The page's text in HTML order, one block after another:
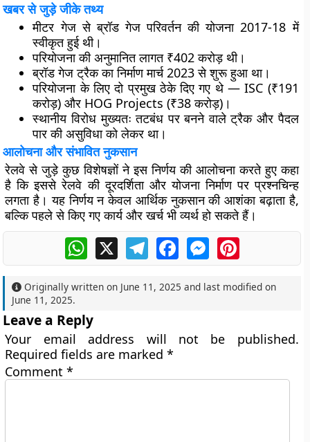
खबर से जुड़े जीके तथ्य
मीटर गेज से ब्रॉड गेज परिवर्तन की योजना 2017-18 में
स्वीकृत हुई थी।
परियोजना की अनुमानित लागत ₹402 करोड़ थी।
ब्रॉड गेज ट्रैक का निर्माण मार्च 2023 से शुरू हुआ था।
परियोजना के लिए दो प्रमुख ठेके दिए गए थे — ISC (₹191
करोड़) और HOG Projects (₹38 करोड़)।
स्थानीय विरोध मुख्यतः तटबंध पर बनने वाले ट्रैक और पैदल
पार की असुविधा को लेकर था।
आलोचना और संभावित नुकसान
रेलवे से जुड़े कुछ विशेषज्ञों ने इस निर्णय की आलोचना करते हुए कहा
है कि इससे रेलवे की दूरदर्शिता और योजना निर्माण पर प्रश्नचिन्ह
लगता है। यह निर्णय न केवल आर्थिक नुकसान की आशंका बढ़ाता है,
बल्कि पहले से किए गए कार्य और खर्च भी व्यर्थ हो सकते हैं।
WhatsApp
X TelegramFacebookMessengerPinterest
Originally written on June 11, 2025 and last modified on
June 11, 2025.
Leave a Reply
Your email address will not be published.
Required fields are marked*
Comment*